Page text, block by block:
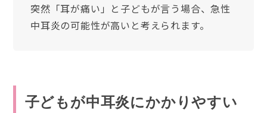
突然「耳が痛い」と子どもが言う場合、急性
中耳炎の可能性が高いと考えられます。
子どもが中耳炎にかかりやすい